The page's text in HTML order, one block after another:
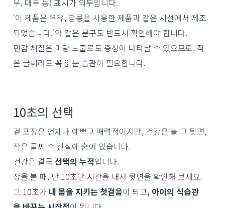
우, 대두 등) 표시가 의무입니다.
'이 제품은 우유, 땅콩을 사용한 제품과 같은 시설에서 제조
되었습니다.'와 같은 문구도 반드시 확인해야 합니다.
민감 체질은 미량 노출로도 증상이 나타날 수 있으므로, 작
은 글씨라도 꼭 읽는 습관이 필요합니다.
10초의 선택
겉 포장은 언제나 예쁘고 매력적이지만, 건강은 늘 그 뒷면,
작은 글씨 속 진실에 숨어 있습니다.
건강은 결국 선택의 누적입니다.
장을 볼 때, 단 10초만 시간을 내서 뒷면을 확인해 보세요.
그 10초가 내 몸을 지키는 첫걸음이 되고, 아이의 식습관